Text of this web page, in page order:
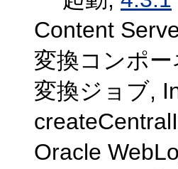
Content
変換コンポ
変換ジョブ,
Oracle